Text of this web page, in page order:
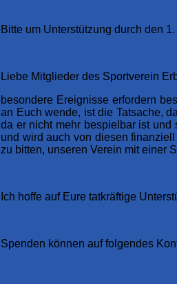
Bitte um Unterstützung durch den
Liebe Mitglieder des Sportverein
besondere Ereignisse erfordern
an Euch wende, ist die Tatsache,
da er nicht mehr bespielbar ist und
und wird auch von diesen
zu bitten, unseren Verein mit einer
Ich hoffe auf Eure tatkräftige
Spenden können auf folgendes